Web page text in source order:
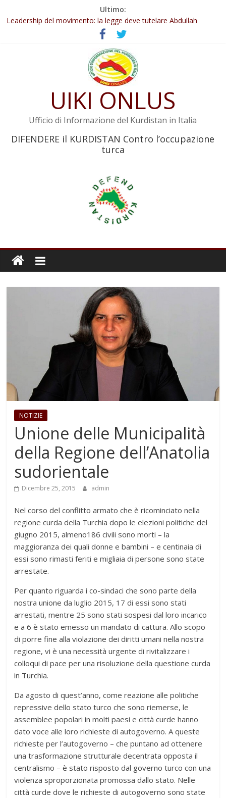
Ultimo:
Abdullah Öcalan: Le legge negativa deve essere trasformata in
legge positiva
Leadership del movimento: la legge deve tutelare Abdullah
Commissione donne del KNK: Şengal è di nuovo sotto minaccia
Non tenere conto della situazione di Rêber Apo ostacolerebbe
Il KNK chiede un’azione internazionale contro i crimini di guerra
UIKI ONLUS
Ufficio di Informazione del Kurdistan in Italia
DIFENDERE il KURDISTAN Contro l’occupazione
turca
NOTIZIE
Unione delle Municipalità
della Regione dell’Anatolia
sudorientale
Dicembre 25, 2015 admin
Nel corso del conflitto armato che è ricominciato nella
regione curda della Turchia dopo le elezioni politiche del
giugno 2015, almeno186 civili sono morti – la
maggioranza dei quali donne e bambini – e centinaia di
essi sono rimasti feriti e migliaia di persone sono state
arrestate.
Per quanto riguarda i co-sindaci che sono parte della
nostra unione da luglio 2015, 17 di essi sono stati
arrestati, mentre 25 sono stati sospesi dal loro incarico
e a 6 è stato emesso un mandato di cattura. Allo scopo
di porre fine alla violazione dei diritti umani nella nostra
regione, vi è una necessità urgente di rivitalizzare i
colloqui di pace per una risoluzione della questione curda
in Turchia.
Da agosto di quest’anno, come reazione alle politiche
repressive dello stato turco che sono riemerse, le
assemblee popolari in molti paesi e città curde hanno
dato voce alle loro richieste di autogoverno. A queste
richieste per l’autogoverno – che puntano ad ottenere
una trasformazione strutturale decentrata opposta il
centralismo – è stato risposto dal governo turco con una
violenza sproporzionata promossa dallo stato. Nelle
città curde dove le richieste di autogoverno sono state